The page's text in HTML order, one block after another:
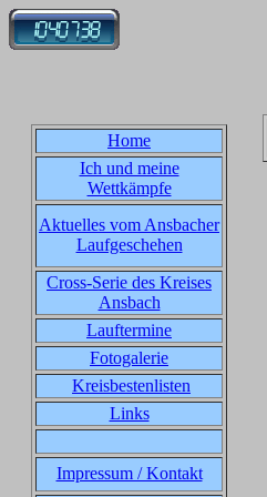
Home
Ich und meine
Wettkämpfe
Aktuelles vom Ansbacher
Laufgeschehen
Cross-Serie des Kreises
Ansbach
Lauftermine
Fotogalerie
Kreisbestenlisten
Links
Impressum / Kontakt